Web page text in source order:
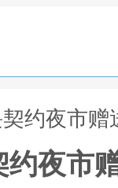
约夜市赠
约夜市